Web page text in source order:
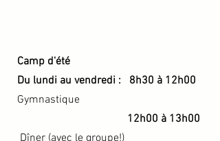
Camp d'été
Du lundi au vendredi : 8h30 à 12h00
Gymnastique
1 2h00 à 13h00
Dîner (avec le groupe!)